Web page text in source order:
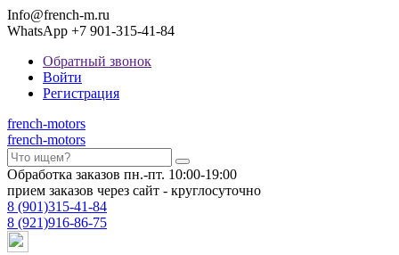
Info@french-m.ru
WhatsApp +7 901-315-41-84
Обратный звонок
Войти
Регистрация
french-motors
french-motors
Обработка заказов пн.-пт. 10:00-19:00
прием заказов через сайт - круглосуточно
8 (901)315-41-84
8 (921)916-86-75